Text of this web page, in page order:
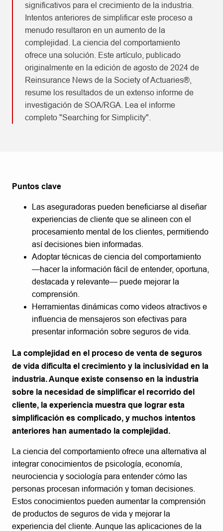
significativos para el crecimiento de la industria.
Intentos anteriores de simplificar este proceso a
menudo resultaron en un aumento de la
complejidad. La ciencia del comportamiento
ofrece una solución. Este artículo, publicado
originalmente en la edición de agosto de 2024 de
Reinsurance News de la Society of Actuaries®,
resume los resultados de un extenso informe de
investigación de SOA/RGA. Lea el informe
completo "Searching for Simplicity".
Puntos clave
Las aseguradoras pueden beneficiarse al diseñar
experiencias de cliente que se alineen con el
procesamiento mental de los clientes, permitiendo
así decisiones bien informadas.
Adoptar técnicas de ciencia del comportamiento
—hacer la información fácil de entender, oportuna,
destacada y relevante— puede mejorar la
comprensión.
Herramientas dinámicas como videos atractivos e
influencia de mensajeros son efectivas para
presentar información sobre seguros de vida.
La complejidad en el proceso de venta de seguros
de vida dificulta el crecimiento y la inclusividad en la
industria. Aunque existe consenso en la industria
sobre la necesidad de simplificar el recorrido del
cliente, la experiencia muestra que lograr esta
simplificación es complicado, y muchos intentos
anteriores han aumentado la complejidad.
La ciencia del comportamiento ofrece una alternativa al
integrar conocimientos de psicología, economía,
neurociencia y sociología para entender cómo las
personas procesan información y toman decisiones.
Estos conocimientos pueden aumentar la comprensión
de productos de seguros de vida y mejorar la
experiencia del cliente. Aunque las aplicaciones de la